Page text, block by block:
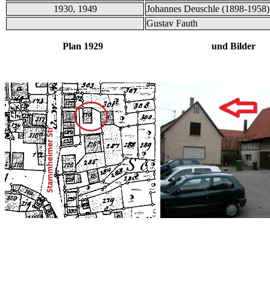
1930, 1949
Johannes Deuschle (1898-1958)
Gustav Fauth
Plan 1929 und Bilder